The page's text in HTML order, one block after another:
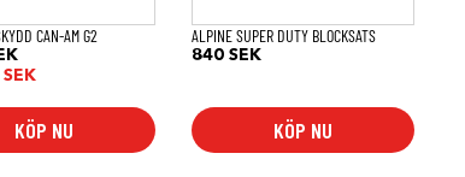
CAN-AM G2
SEK
KÖP NU
ALPINE SUPER DUTY BLOCKSATS
840SEK
KÖP NU